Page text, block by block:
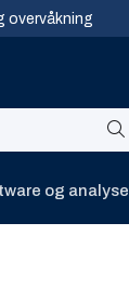
overvåkning
og analyse